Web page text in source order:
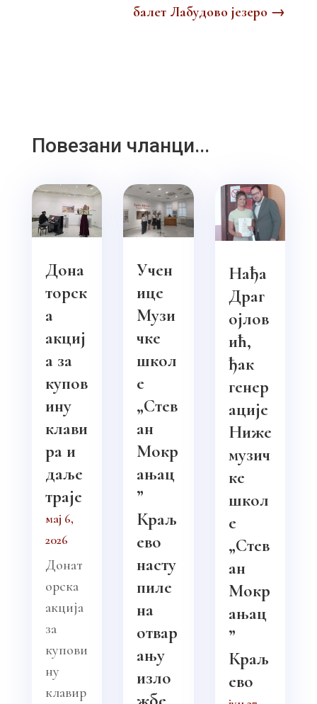
балет Лабудово језеро →
Повезани чланци...
Дона
торск
а
акциј
а за
купов
ину
клави
ра и
даље
траје
мај 6,
2026
Донат
орска
акција
за
купови
ну
клавир
Учен
ице
Музи
чке
школ
е
„Стев
ан
Мокр
ањац
”
Краљ
ево
насту
пиле
на
отвар
ању
изло
Нађа
Драг
ојлов
ић,
ђак
генер
ације
Ниже
музич
ке
школ
е
„Стев
ан
Мокр
ањац
”
Краљ
ево